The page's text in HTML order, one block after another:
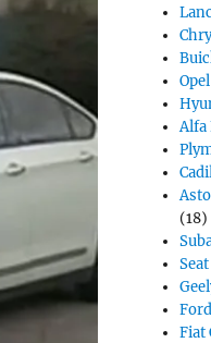
Alfa
(18)
Fiat